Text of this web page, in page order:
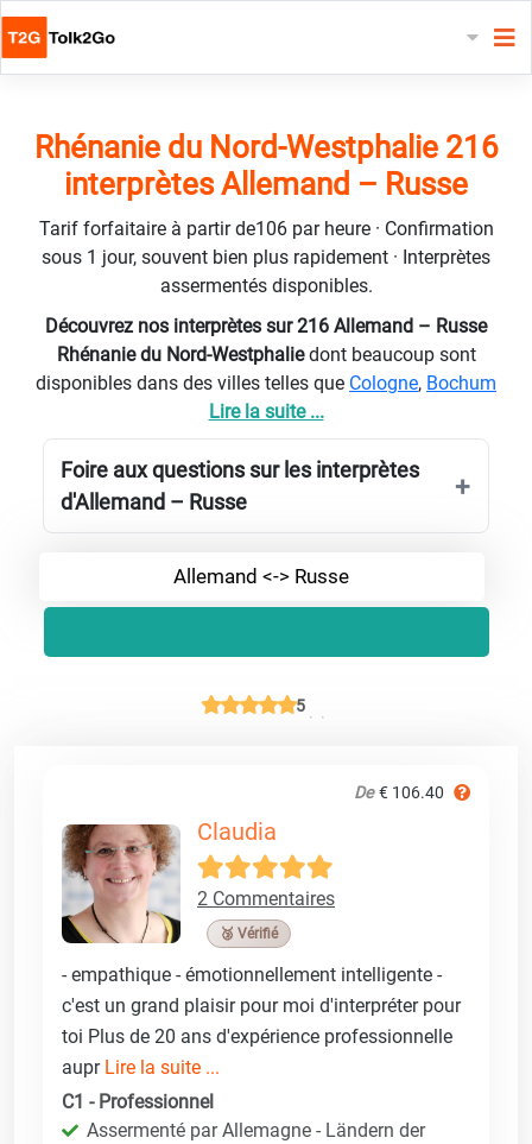
Rhénanie du Nord-Westphalie 216
interprètes Allemand – Russe
Tarif forfaitaire à partir de106 par heure · Confirmation
sous 1 jour, souvent bien plus rapidement · Interprètes
assermentés disponibles.
Découvrez nos interprètes sur 216 Allemand – Russe
Rhénanie du Nord-Westphaliedont beaucoup sont
disponibles dans des villes telles que Cologne, Bochum
Lire la suite ...
Foire aux questions sur les interprètes
d'Allemand – Russe
Allemand <-> Russe
5
De € 106.40
Claudia
2 Commentaires
🥉 Vérifié
- empathique - émotionnellement intelligente -
c'est un grand plaisir pour moi d'interpréter pour
toi Plus de 20 ans d'expérience professionnelle
aupr Lire la suite ...
C1 - Professionnel
Assermenté par Allemagne - Ländern der